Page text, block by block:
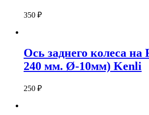
350 ₽
Ось заднего колеса
240 мм. Ø-10мм) Kenli
250 ₽